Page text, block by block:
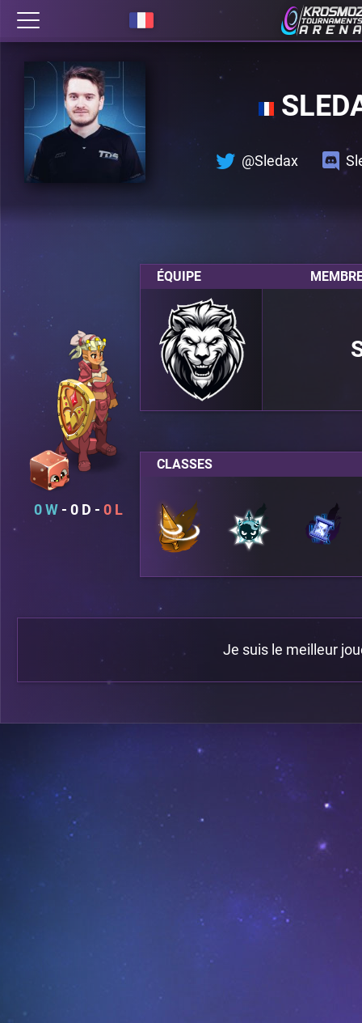
@Sledax
0 0 0
ÉQUIPE
CLASSES
Je suis le meilleur